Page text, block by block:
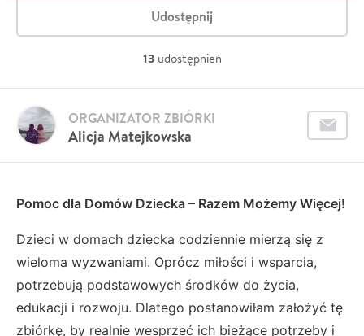
Udostępnij
13 udostępnień
Alicja Matejkowska
ORGANIZATOR ZBIÓRKI
Pomoc dla Domów Dziecka – Razem Możemy Więcej!
Dzieci w domach dziecka codziennie mierzą się z
wieloma wyzwaniami. Oprócz miłości i wsparcia,
potrzebują podstawowych środków do życia,
edukacji i rozwoju. Dlatego postanowiłam założyć tę
zbiórkę, by realnie wesprzeć ich bieżące potrzeby i